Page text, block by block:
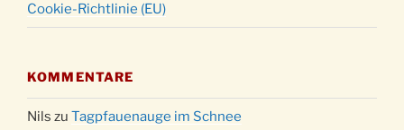
Cookie-Richtlinie (EU)
KOMMENTARE
Nils zu Tagpfauenauge im Schnee